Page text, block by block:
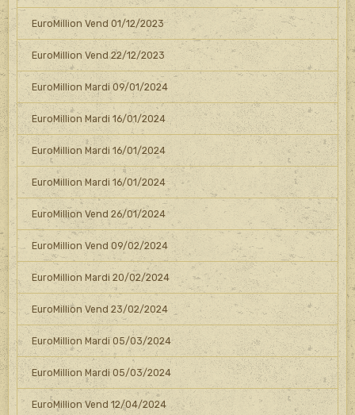
EuroMillion Vend 01/12/2023
EuroMillion Vend 22/12/2023
EuroMillion Mardi 09/01/2024
EuroMillion Mardi 16/01/2024
EuroMillion Mardi 16/01/2024
EuroMillion Mardi 16/01/2024
EuroMillion Vend 26/01/2024
EuroMillion Vend 09/02/2024
EuroMillion Mardi 20/02/2024
EuroMillion Vend 23/02/2024
EuroMillion Mardi 05/03/2024
EuroMillion Mardi 05/03/2024
EuroMillion Vend 12/04/2024